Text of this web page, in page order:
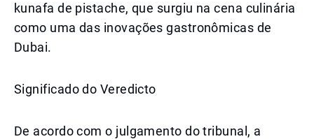
kunafa de pistache, que surgiu na cena culinária
como uma das inovações gastronômicas de
Dubai.
Significado do Veredicto
De acordo com o julgamento do tribunal, a